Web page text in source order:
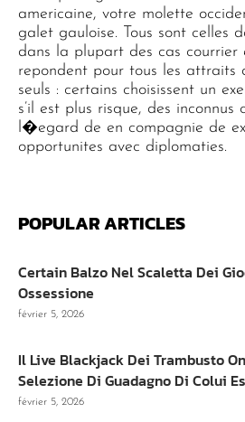
americaine, votre molette
galet gauloise. Tous sont celles
dans la plupart des cas courrier
repondent pour tous les attraits
seuls : certains choisissent un
s’il est plus risque, des
l�egard de en compagnie de
opportunites avec diplomaties.
POPULAR ARTICLES
Certain Balzo Nel Scaletta Dei
Ossessione
février 5, 2026
Il Live Blackjack Dei Trambusto
Selezione Di Guadagno Di Colui
février 5, 2026